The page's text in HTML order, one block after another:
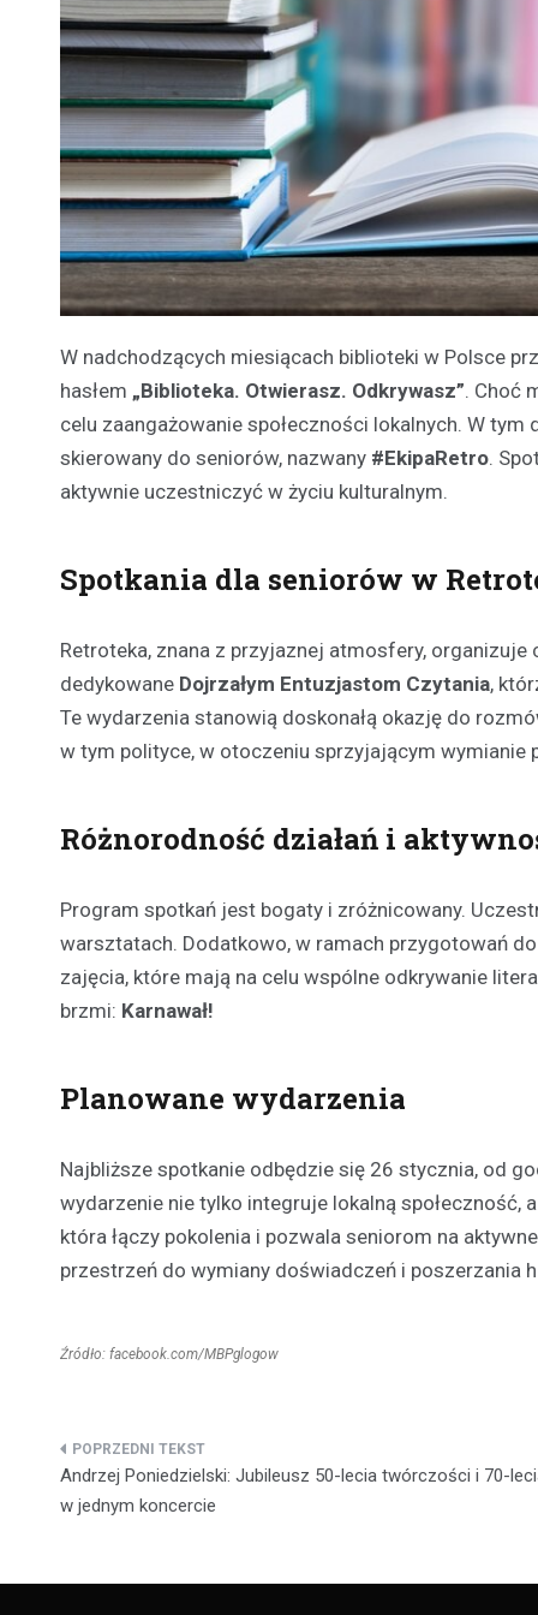
W nadchodzących miesiącach biblioteki w Polsce
hasłem „Biblioteka. Otwierasz. Odkrywasz”. Choć
celu zaangażowanie społeczności lokalnych. W
skierowany do seniorów, nazwany #EkipaRetro.
aktywnie uczestniczyć w życiu kulturalnym.
Spotkania dla seniorów w
Retroteka, znana z przyjaznej atmosfery,
dedykowane Dojrzałym Entuzjastom Czytania,
Te wydarzenia stanowią doskonałą okazję do
w tym polityce, w otoczeniu sprzyjającym wymianie
Różnorodność działań i
Program spotkań jest bogaty i zróżnicowany.
warsztatach. Dodatkowo, w ramach przygotowań
zajęcia, które mają na celu wspólne odkrywanie
brzmi: Karnawał!
Planowane wydarzenia
Najbliższe spotkanie odbędzie się 26 stycznia, od
wydarzenie nie tylko integruje lokalną
która łączy pokolenia i pozwala seniorom na
przestrzeń do wymiany doświadczeń i poszerzania
Źródło: facebook.com/MBPglogow
Nawigacja
wpisu
Andrzej Poniedzielski: Jubileusz 50-lecia twórczości i 70-
w jednym koncercie